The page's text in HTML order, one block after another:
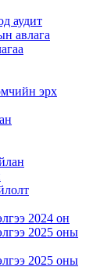
аудит
авлага
эрх
2024 он
2025 оны
2025 оны